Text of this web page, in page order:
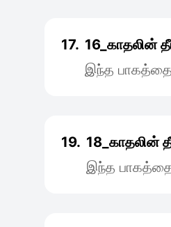
17. 16_காதலின்
இந்த
19. 18_காதலின்
இந்த